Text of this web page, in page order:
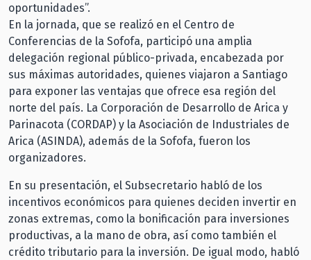
oportunidades”.
En la jornada, que se realizó en el Centro de
Conferencias de la Sofofa, participó una amplia
delegación regional público-privada, encabezada por
sus máximas autoridades, quienes viajaron a Santiago
para exponer las ventajas que ofrece esa región del
norte del país. La Corporación de Desarrollo de Arica y
Parinacota (CORDAP) y la Asociación de Industriales de
Arica (ASINDA), además de la Sofofa, fueron los
organizadores.
En su presentación, el Subsecretario habló de los
incentivos económicos para quienes deciden invertir en
zonas extremas, como la bonificación para inversiones
productivas, a la mano de obra, así como también el
crédito tributario para la inversión. De igual modo, habló